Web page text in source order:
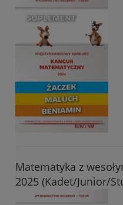
Matematyka z
2025 (Kadet/Junior/